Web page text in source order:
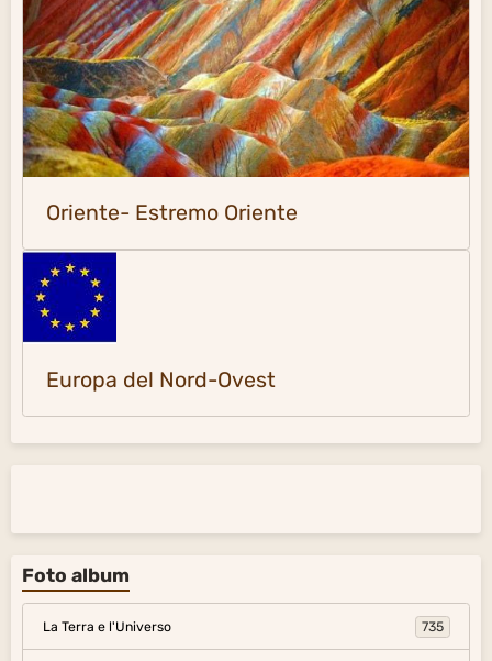
Oriente- Estremo Oriente
Europa del Nord-Ovest
Foto album
La Terra e l'Universo 735